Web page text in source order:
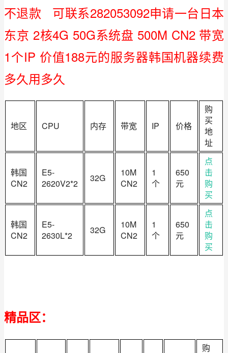
不退款   可联系282053092申请一台日本
东京 2核4G 50G系统盘 500M CN2 带宽
1个IP 价值188元的服务器韩国机器续费
多久用多久
地区 CPU 内存 带宽 IP 价格
购
买
地
址
韩国
CN2
E5-
2620V2*2
32G
10M
CN2
1
个
650
元
点
击
购
买
韩国
CN2
E5-
2630L*2
32G
10M
CN2
1
个
650
元
点
击
购
买
精品区：
购